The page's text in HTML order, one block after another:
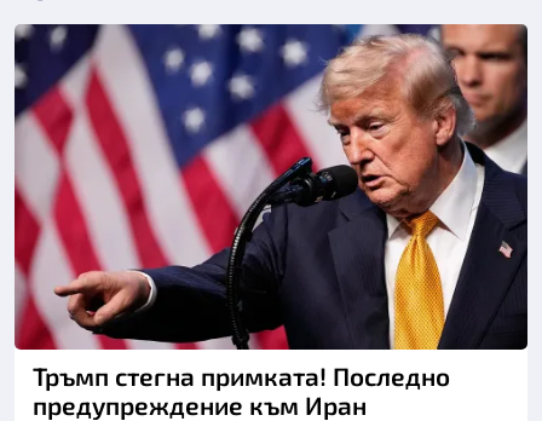
Снимка: Асошиейтед прес
Тръмп стегна примката! Последно
предупреждение към Иран